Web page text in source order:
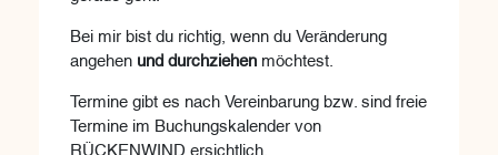
Bei mir bist du richtig, wenn du Veränderung
angehen und durchziehenmöchtest.
Termine gibt es nach Vereinbarung bzw. sind freie
Termine im Buchungskalender von
RÜCKENWIND ersichtlich.